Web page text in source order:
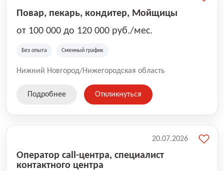
Повар, пекарь, кондитер, Мойщицы
от 100 000 до 120 000 руб./мес.
Без опыта Сменный график
Нижний Новгород/Нижегородская область
Подробнее Откликнуться
Оператор call-центра, специалист
контактного центра
20.07.2026